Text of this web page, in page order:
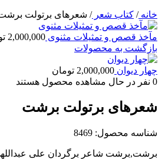
خانه/ کتاب شعر/ شعرهای برتولت
مآخذ قصص و تمثیلات مثنوی 2,000,000
بازگشت به محصولات
چهار دیوان 2,000,000 تومان
0 نفر در حال مشاهده محصول هستند
شعرهای برتولت برشت
شناسه محصول: 8469
برشت,برشت شاعر برگردان علی